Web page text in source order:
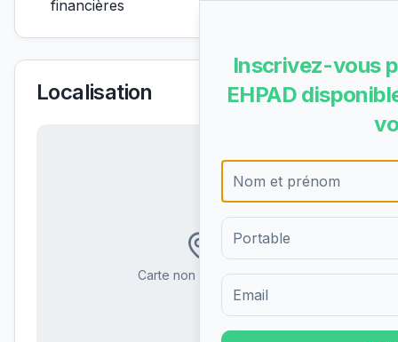
financières
Localisation
Carte non disponible
Inscrivez-vous
EHPAD
Formulaire d'inscription pour